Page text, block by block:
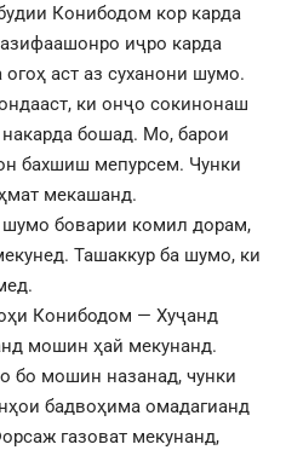
Конибодом кор карда
иҷро карда
аст аз суханони шумо.
ки онҷо сокинонаш
бошад. Мо, барои
бахшиш мепурсем. Чунки
мекашанд.
боварии комил дорам,
Ташаккур ба шумо, ки
Конибодом — Хуҷанд
мошин ҳай мекунанд.
бо мошин назанад, чунки
бадвоҳима омадагианд
газоват мекунанд,